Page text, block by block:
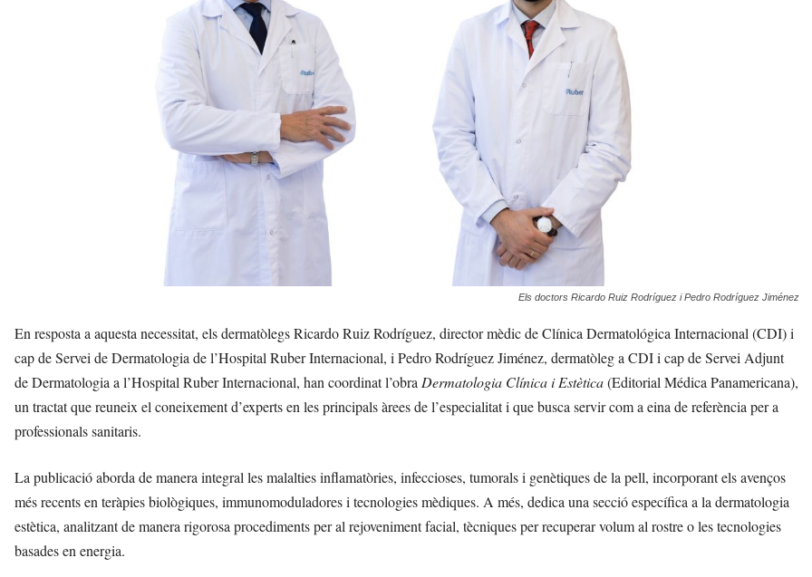
Els doctors Ricardo Ruiz Rodríguez i Pedro Rodríguez Jiménez
En resposta a aquesta necessitat, els dermatòlegs Ricardo Ruiz Rodríguez, director mèdic de Clínica Dermatológica Internacional (CDI) i
cap de Servei de Dermatologia de l’Hospital Ruber Internacional, iPedro Rodríguez Jiménez, dermatòleg a CDI icap de Servei Adjunt
de Dermatologia a l’Hospital Ruber Internacional, han coordinat l’obraDermatologia Clínica i Estètica(Editorial Médica Panamericana),
un tractat que reuneix el coneixement d’experts en les principals àrees de l’especialitat i que busca servir com a eina de referència per a
professionals sanitaris.
La publicació aborda de manera integral les malalties inflamatòries, infeccioses, tumorals i genètiques de la pell, incorporant els avenços
més recents en teràpies biològiques, immunomoduladores i tecnologies mèdiques. A més, dedica una secció específica a la dermatologia
estètica, analitzant de manera rigorosa procediments per al rejoveniment facial, tècniques per recuperar volum al rostre o les tecnologies
basades en energia.